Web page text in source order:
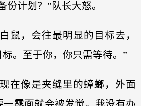
份计划？”队长大怒。
鼠，会往最明显的目标去，
。至于你，你只需等待。”
在像是夹缝里的蟑螂，外面
一露面就会被发觉。我没有办